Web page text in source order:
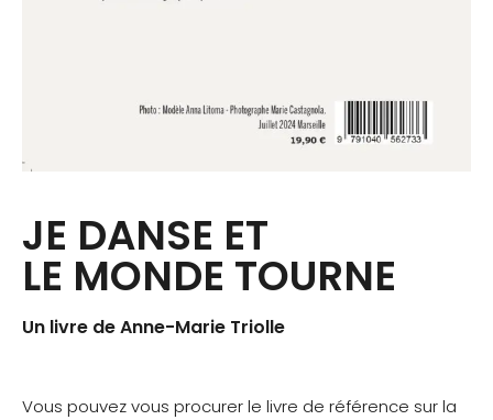
JE DANSE ET
LE MONDE TOURNE
Un livre de Anne-Marie Triolle
Vous pouvez vous procurer le livre de référence sur la